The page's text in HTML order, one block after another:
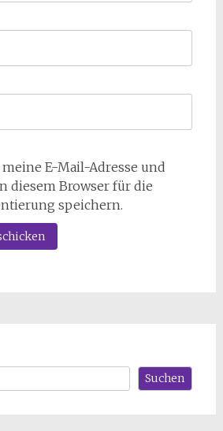
E-Mail-Adresse und
diesem Browser für die
speichern.
Suchen